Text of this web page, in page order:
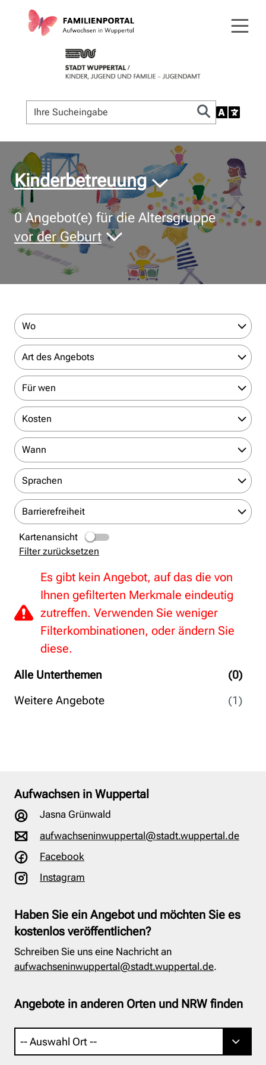
Kinderbetreuung
0 Angebot(e) für die Altersgruppe
vor der Geburt
Alle Unterthemen
(0)
Weitere Angebote
(1)
Wo
Art des Angebots
Für wen
Kosten
Wann
Sprachen
Barrierefreiheit
Kartenansicht
Filter zurücksetzen
Es gibt kein Angebot, auf das die von
Ihnen gefilterten Merkmale eindeutig
zutreffen. Verwenden Sie weniger
Filterkombinationen, oder ändern Sie
diese.
Aufwachsen in Wuppertal
Jasna Grünwald
aufwachseninwuppertal@stadt.wuppertal.de
Facebook
Instagram
Haben Sie ein Angebot und möchten Sie es
kostenlos veröffentlichen?
Schreiben Sie uns eine Nachricht an
aufwachseninwuppertal@stadt.wuppertal.de.
Angebote in anderen Orten und NRW finden